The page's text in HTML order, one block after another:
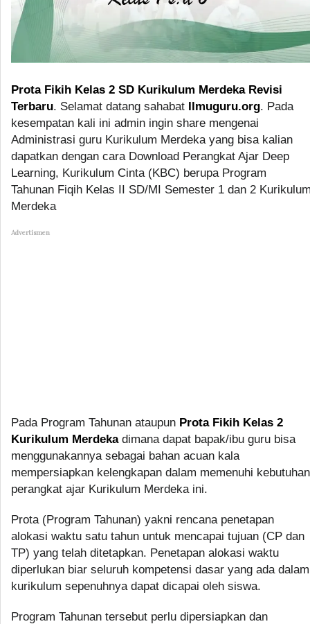
Prota Fikih Kelas 2 SD Kurikulum Merdeka Revisi
Terbaru. Selamat datang sahabat Ilmuguru.org. Pada
kesempatan kali ini admin ingin share mengenai
Administrasi guru Kurikulum Merdeka yang bisa kalian
dapatkan dengan cara Download Perangkat Ajar Deep
Learning, Kurikulum Cinta (KBC) berupa Program
Tahunan Fiqih Kelas II SD/MI Semester 1 dan 2
Merdeka
Advertismen
Pada Program Tahunan ataupun Prota Fikih Kelas 2
Kurikulum Merdekadimana dapat bapak/ibu guru bisa
menggunakannya sebagai bahan acuan kala
mempersiapkan kelengkapan dalam memenuhi kebutuhan
perangkat ajar Kurikulum Merdeka ini.
Prota (Program Tahunan) yakni rencana penetapan
alokasi waktu satu tahun untuk mencapai tujuan (CP dan
TP) yang telah ditetapkan. Penetapan alokasi waktu
diperlukan biar seluruh kompetensi dasar yang ada dalam
kurikulum sepenuhnya dapat dicapai oleh siswa.
Program Tahunan tersebut perlu dipersiapkan dan